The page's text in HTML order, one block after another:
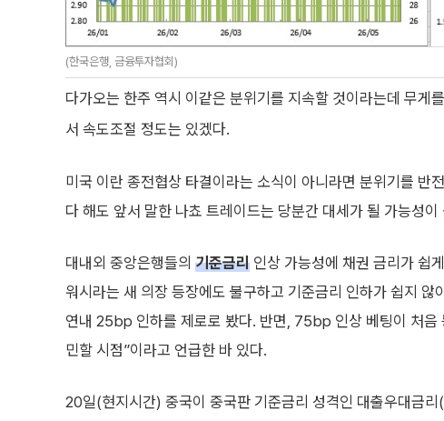
(한국은행, 금융투자협회)
다가오는 한주 역시 이같은 분위기를 지속할 것이라는데 무게
서 속도조절 정도는 있겠다.
미국 이란 종전협상 타결이라는 소식이 아니라면 분위기를 반
다 해도 앞서 말한 나쵸 트레이드는 당분간 대세가 될 가능성이
대내외 중앙은행들의 기준금리 인상 가능성에 채권 금리가 쉽
워시라는 새 의장 등장에도 불구하고 기준금리 인하가 쉽지
연내 25bp 인하를 제로로 봤다. 반면, 75bp 인상 베팅이 처음
민할 시점”이라고 언급한 바 있다.
20일(현지시간) 중국이 중국판 기준금리 성격인 대출우대금